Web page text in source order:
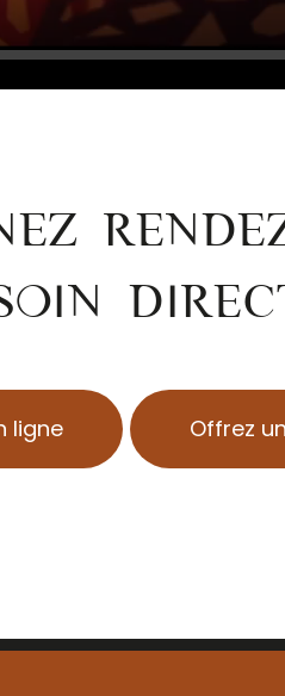
ligne Offrez